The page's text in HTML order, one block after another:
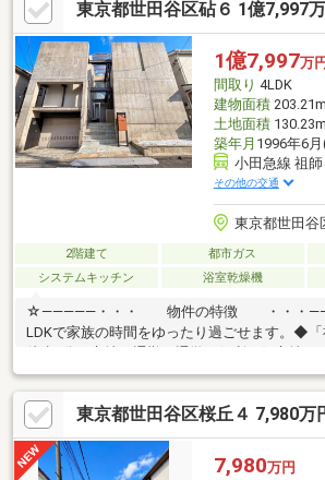
あります様、”不動産のエキスパート”としてお
しをサポートします。□現地のご見学、資料請
件のことはもちろん、地域の事やご購入まで
にお問い合わせくださいませ♪
東京都世田谷区砧６ 1億7,997
1億7,997万円
間取り 4LDK
建物面積203.21m
土地面積130.23m
築年月 1996年6
小田急線 祖
その他の交通
東京都世田谷
2階建て 都市ガス
システムキッチン
浴室乾燥機
☆―――――・・・ 物件の特徴 ・・・
LDKで家族の時間をゆったり過ごせます。◆「
徒歩4分の立地で通勤・通学に便利な好立地で
納スペースを完備した機能的な間取り。 シャ
備わっており、お車をお持ちの方も安心です
案内させていただきます！☆―――――・
―――――☆
東京都世田谷区桜丘４ 7,980万
7,980万円